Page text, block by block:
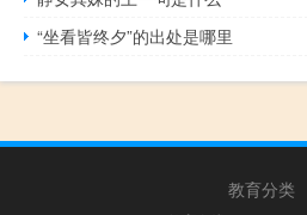
“坐看皆终夕”的出处是哪里
教育分类